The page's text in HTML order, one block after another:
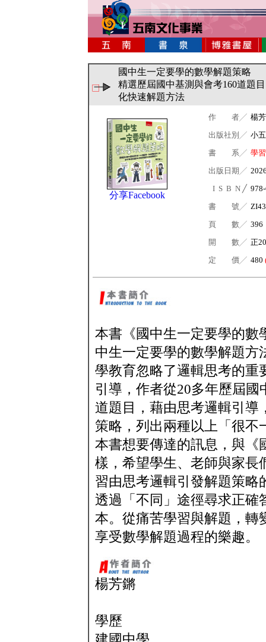
國中生一定要學的數學解題策略
精選歷屆國中基測與會考160道題
化快速解題方法
分享Facebook
作 者╱ 楊
出版社別╱ 小
書 系╱ 學
出版日期╱
I S B N ╱
書 號╱ ZI43
頁 數╱ 396
開 數╱ 正
定 價╱ 480
本書《國中生一定要學的數
中生一定要學的數學解題方
學教育忽略了邏輯思考的重
引導，作者從20多年歷屆
道題目，藉由思考邏輯引導
策略，列出兩種以上「很不
本書想要傳達的訊息，與《
樣，希望學生、老師與家長
習由思考邏輯引發解題策略
透過「不同」途徑尋求正確
本。從痛苦學習與解題，轉
享受數學解題過程的樂趣。
楊芳鏘
學歷